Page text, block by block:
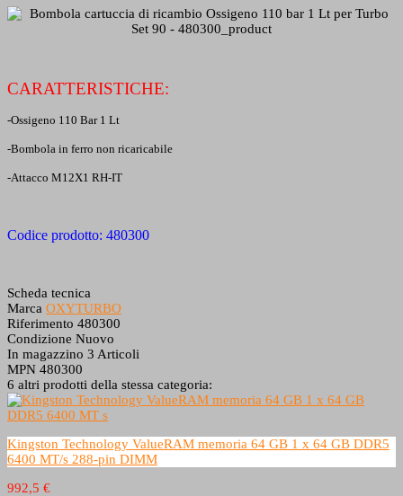
CARATTERISTICHE:
-Ossigeno 110 Bar 1 Lt
-Bombola in ferro non ricaricabile
-Attacco M12X1 RH-IT
Codice prodotto: 480300
Scheda tecnica
Marca OXYTURBO
Riferimento 480300
Condizione Nuovo
In magazzino 3 Articoli
MPN 480300
6 altri prodotti della stessa categoria:
Kingston Technology ValueRAM memoria 64 GB 1 x 64 GB DDR5
6400 MT/s 288-pin DIMM
992,5 €